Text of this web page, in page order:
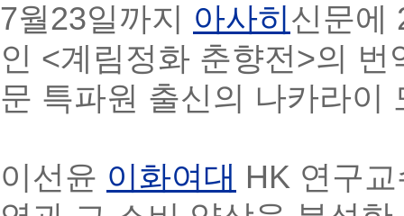
7월23일까지 아사히 신문에
인 <계림정화 춘향전>의
문 특파원 출신의 나카라이
이선윤 이화여대 HK 연구